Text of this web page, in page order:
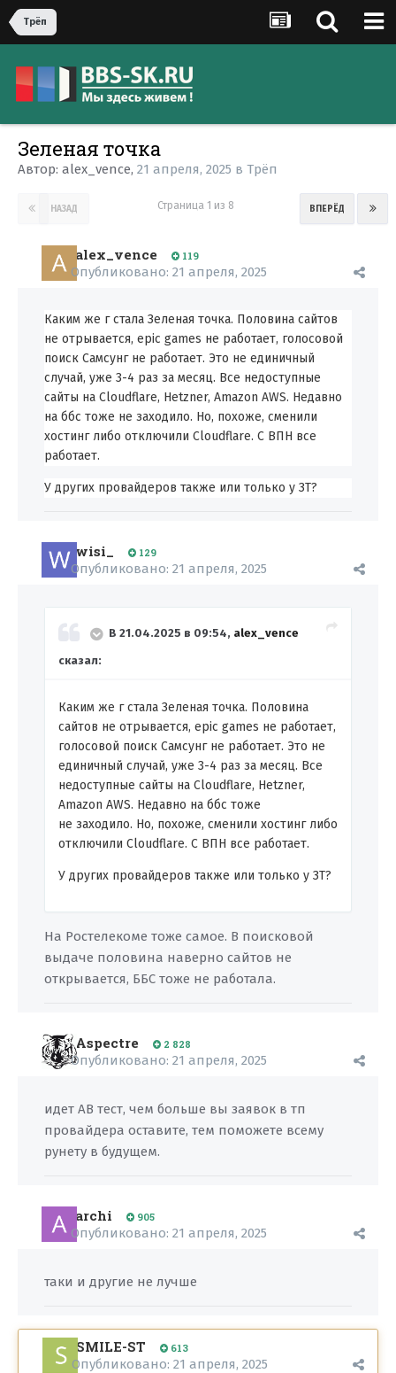
Трёп
Зеленая точка
Автор: alex_vence, 21 апреля, 2025 в Трёп
НАЗАД ВПЕРЁД
Страница 1 из 8
alex_vence 119
Опубликовано: 21 апреля, 2025
Каким же г стала Зеленая точка. Половина сайтов
не отрывается, epic games не работает, голосовой
поиск Самсунг не работает. Это не единичный
случай, уже 3-4 раз за месяц. Все недоступные
сайты на Cloudflare, Hetzner, Amazon AWS. Недавно
на ббс тоже не заходило. Но, похоже, сменили
хостинг либо отключили Cloudflare. С ВПН все
работает.
У других провайдеров также или только у ЗТ?
wisi_ 129
Опубликовано: 21 апреля, 2025
В 21.04.2025 в 09:54, alex_vence
сказал:
Каким же г стала Зеленая точка. Половина
сайтов не отрывается, epic games не работает,
голосовой поиск Самсунг не работает. Это не
единичный случай, уже 3-4 раз за месяц. Все
недоступные сайты на Cloudflare, Hetzner,
Amazon AWS. Недавно на ббс тоже
не заходило. Но, похоже, сменили хостинг либо
отключили Cloudflare. С ВПН все работает.
У других провайдеров также или только у ЗТ?
На Ростелекоме тоже самое. В поисковой
выдаче половина наверно сайтов не
открывается, ББС тоже не работала.
Aspectre 2 828
Опубликовано: 21 апреля, 2025
идет АB тест, чем больше вы заявок в тп
провайдера оставите, тем поможете всему
рунету в будущем.
archi 905
Опубликовано: 21 апреля, 2025
таки и другие не лучше
SMILE-ST 613
Опубликовано: 21 апреля, 2025